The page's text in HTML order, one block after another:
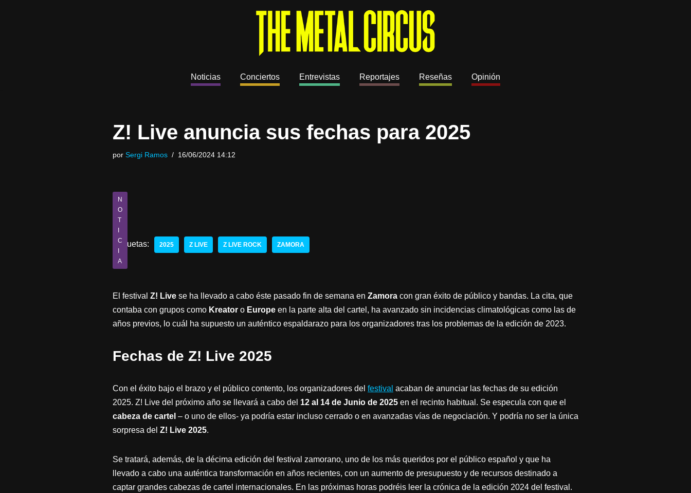
Noticias Conciertos Entrevistas Reportajes Reseñas Opinión
Z! Live anuncia sus fechas para 2025
por Sergi Ramos 16/06/2024 14:12
N
O
T
C
A
Etiquetas: 2025 Z LIVE Z LIVE ROCK ZAMORA
El festival Z! Live se ha llevado a cabo éste pasado fin de semana en Zamora con gran éxito de público y bandas. La cita, que
contaba con grupos como Kreator o Europe en la parte alta del cartel, ha avanzado sin incidencias climatológicas como las de
años previos, lo cuál ha supuesto un auténtico espaldarazo para los organizadores tras los problemas de la edición de 2023.
Fechas de Z! Live 2025
Con el éxito bajo el brazo y el público contento, los organizadores del festival acaban de anunciar las fechas de su edición
2025. Z! Live del próximo año se llevará a cabo del 12 al 14 de Junio de 2025 en el recinto habitual. Se especula con que el
cabeza de cartel – o uno de ellos- ya podría estar incluso cerrado o en avanzadas vías de negociación. Y podría no ser la única
sorpresa del Z! Live 2025.
Se tratará, además, de la décima edición del festival zamorano, uno de los más queridos por el público español y que ha
llevado a cabo una auténtica transformación en años recientes, con un aumento de presupuesto y de recursos destinado a
captar grandes cabezas de cartel internacionales. En las próximas horas podréis leer la crónica de la edición 2024 del festival.